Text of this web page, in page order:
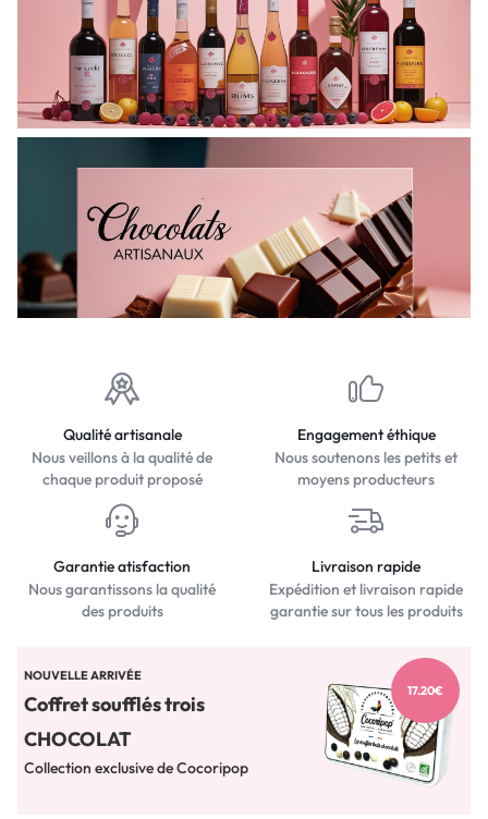
Qualité artisanale
Nous veillons à la qualité de
chaque produit proposé
Engagement éthique
Nous soutenons les petits et
moyens producteurs
Garantie atisfaction
Nous garantissons la qualité
des produits
Livraison rapide
Expédition et livraison rapide
garantie sur tous les produits
NOUVELLE ARRIVÉE
Coffret soufflés trois
CHOCOLAT
Collection exclusive de Cocoripop
17.20€